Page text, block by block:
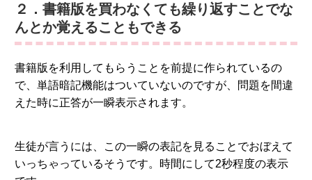
２．書籍版を買わなくても繰り返すことでな
んとか覚えることもできる
書籍版を利用してもらうことを前提に作られているの
で、単語暗記機能はついていないのですが、問題を間違
えた時に正答が一瞬表示されます。
生徒が言うには、この一瞬の表記を見ることでおぼえて
いっちゃっているそうです。時間にして2秒程度の表示